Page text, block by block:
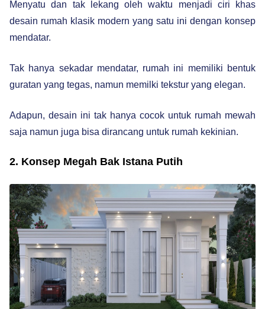
Menyatu dan tak lekang oleh waktu menjadi ciri khas
desain rumah klasik modern yang satu ini dengan konsep
mendatar.
Tak hanya sekadar mendatar, rumah ini memiliki bentuk
guratan yang tegas, namun memilki tekstur yang elegan.
Adapun, desain ini tak hanya cocok untuk rumah mewah
saja namun juga bisa dirancang untuk rumah kekinian.
2. Konsep Megah Bak Istana Putih